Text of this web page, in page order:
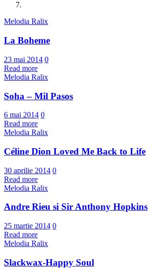
Melodia Ralix
La Boheme
23 mai 2014 0
Read more
Melodia Ralix
Soha – Mil Pasos
6 mai 2014 0
Read more
Melodia Ralix
Céline Dion Loved Me Back to Life
30 aprilie 2014 0
Read more
Melodia Ralix
Andre Rieu si Sir Anthony Hopkins
25 martie 2014 0
Read more
Melodia Ralix
Slackwax-Happy Soul